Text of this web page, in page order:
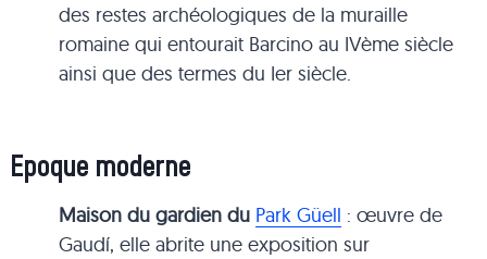
des restes archéologiques de la muraille
romaine qui entourait Barcino au IVème siècle
ainsi que des termes du Ier siècle.
Epoque moderne
Maison du gardien du Park Güell : œuvre de
Gaudí, elle abrite une exposition sur